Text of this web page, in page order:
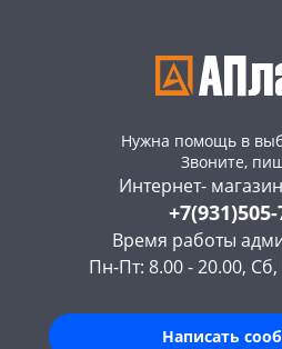
Нужна помощь в
Звоните,
Интернет-
Время работы
Пн-Пт: 8.00 - 20.00, Сб,
Написать